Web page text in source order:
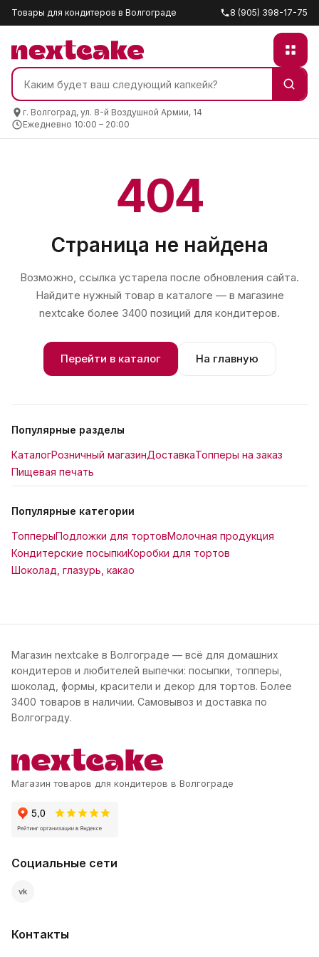
Товары для кондитеров в Волгограде 8 (905) 398-17-75
г. Волгоград, ул. 8-й Воздушной Армии, 14
Ежедневно 10:00 – 20:00
404
Страница не найдена
Возможно, ссылка устарела после обновления сайта.
Найдите нужный товар в каталоге — в магазине
nextcake более 3400 позиций для кондитеров.
Перейти в каталог На главную
Популярные разделы
КаталогРозничный магазинДоставкаТопперы на заказ
Пищевая печать
Популярные категории
ТопперыПодложки для тортовМолочная продукция
Кондитерские посыпкиКоробки для тортов
Шоколад, глазурь, какао
Магазин nextcake в Волгограде — всё для домашних
кондитеров и любителей выпечки: посыпки, топперы,
шоколад, формы, красители и декор для тортов. Более
3400 товаров в наличии. Самовывоз и доставка по
Волгограду.
Магазин товаров для кондитеров в Волгограде
Социальные сети
vk
Контакты